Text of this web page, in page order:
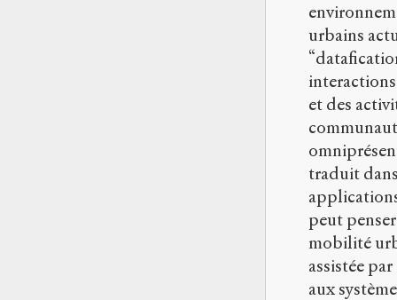
urbains
et des
traduit
peut
mobilité
assistée
aux